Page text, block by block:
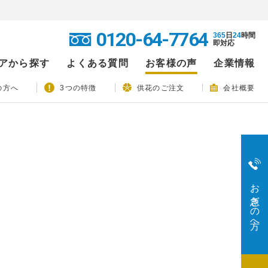
0120-64-7764 365日 24時間
即対応
から探す よくある質問 お客様の声 企業情報
方へ 3つの特徴 供花のご注文 会社概要
お急ぎの方へ